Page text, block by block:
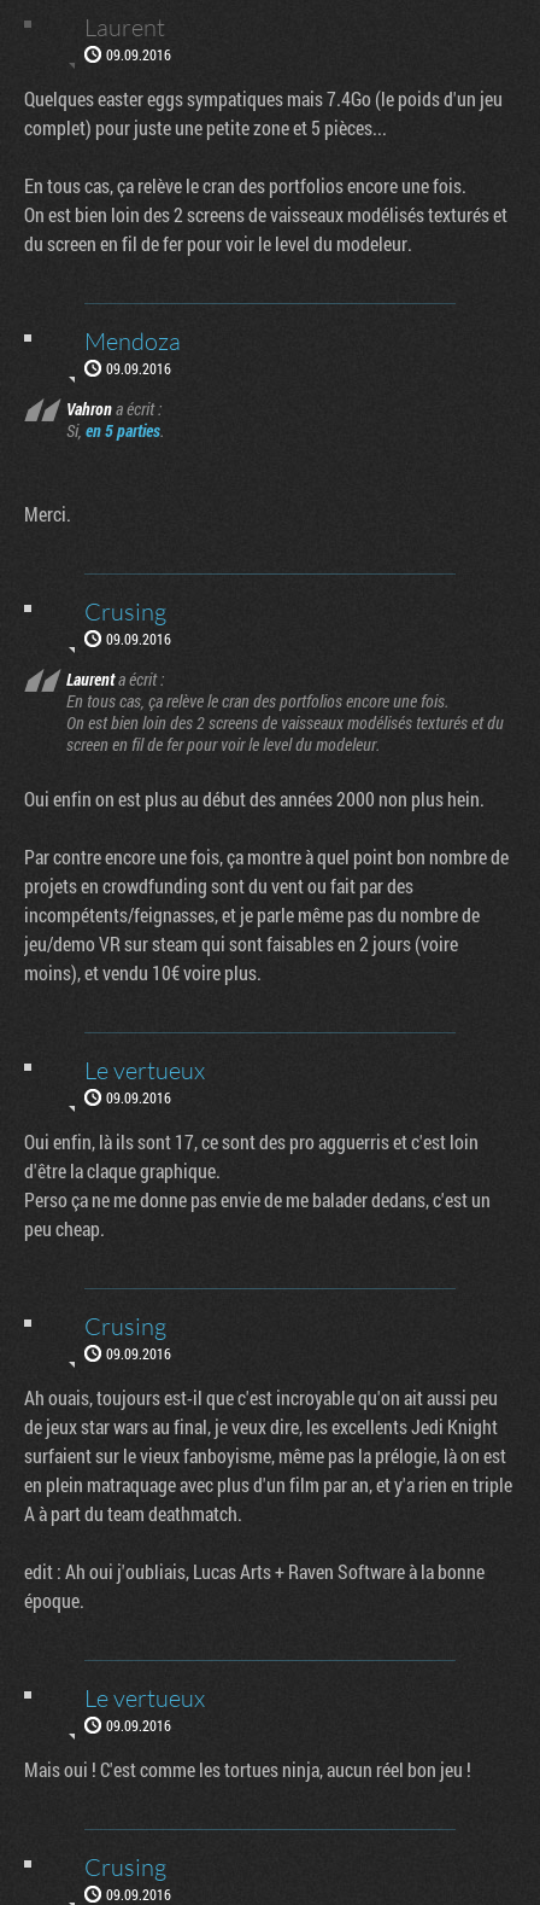
Laurent
09.09.2016
Quelques easter eggs sympatiques mais 7.4Go (le poids d'un jeu
complet) pour juste une petite zone et 5 pièces...
En tous cas, ça relève le cran des portfolios encore une fois.
On est bien loin des 2 screens de vaisseaux modélisés texturés et
du screen en fil de fer pour voir le level du modeleur.
Mendoza
09.09.2016
Vahrona écrit :
Si, en 5 parties.
Merci.
Crusing
09.09.2016
Laurenta écrit :
En tous cas, ça relève le cran des portfolios encore une fois.
On est bien loin des 2 screens de vaisseaux modélisés texturés et du
screen en fil de fer pour voir le level du modeleur.
Oui enfin on est plus au début des années 2000 non plus hein.
Par contre encore une fois, ça montre à quel point bon nombre de
projets en crowdfunding sont du vent ou fait par des
incompétents/feignasses, et je parle même pas du nombre de
jeu/demo VR sur steam qui sont faisables en 2 jours (voire
moins), et vendu 10€ voire plus.
Le vertueux
09.09.2016
Oui enfin, là ils sont 17, ce sont des pro agguerris et c'est loin
d'être la claque graphique.
Perso ça ne me donne pas envie de me balader dedans, c'est un
peu cheap.
Crusing
09.09.2016
Ah ouais, toujours est-il que c'est incroyable qu'on ait aussi peu
de jeux star wars au final, je veux dire, les excellents Jedi Knight
surfaient sur le vieux fanboyisme, même pas la prélogie, là on est
en plein matraquage avec plus d'un film par an, et y'a rien en triple
A à part du team deathmatch.
edit : Ah oui j'oubliais, Lucas Arts + Raven Software à la bonne
époque.
Le vertueux
09.09.2016
Mais oui ! C'est comme les tortues ninja, aucun réel bon jeu !
Crusing
09.09.2016